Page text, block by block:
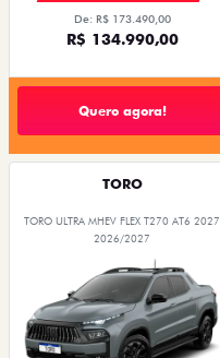
De: R$ 173.490,00
R$ 134.990,00
Quero agora!
TORO
TORO ULTRA MHEV FLEX T270 AT6 2027
2026/2027